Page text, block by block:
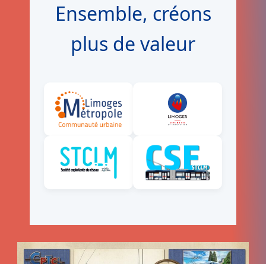
Ensemble, créons
plus de valeur